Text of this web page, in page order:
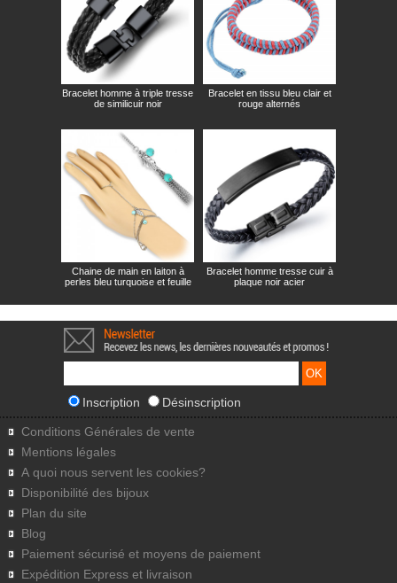
Bracelet homme à triple tresse
de similicuir noir
Bracelet en tissu bleu clair et
rouge alternés
Chaine de main en laiton à
perles bleu turquoise et feuille
Bracelet homme tresse cuir à
plaque noir acier
Inscription Désinscription
Conditions Générales de vente
Mentions légales
A quoi nous servent les cookies?
Disponibilité des bijoux
Plan du site
Blog
Paiement sécurisé et moyens de paiement
Expédition Express et livraison